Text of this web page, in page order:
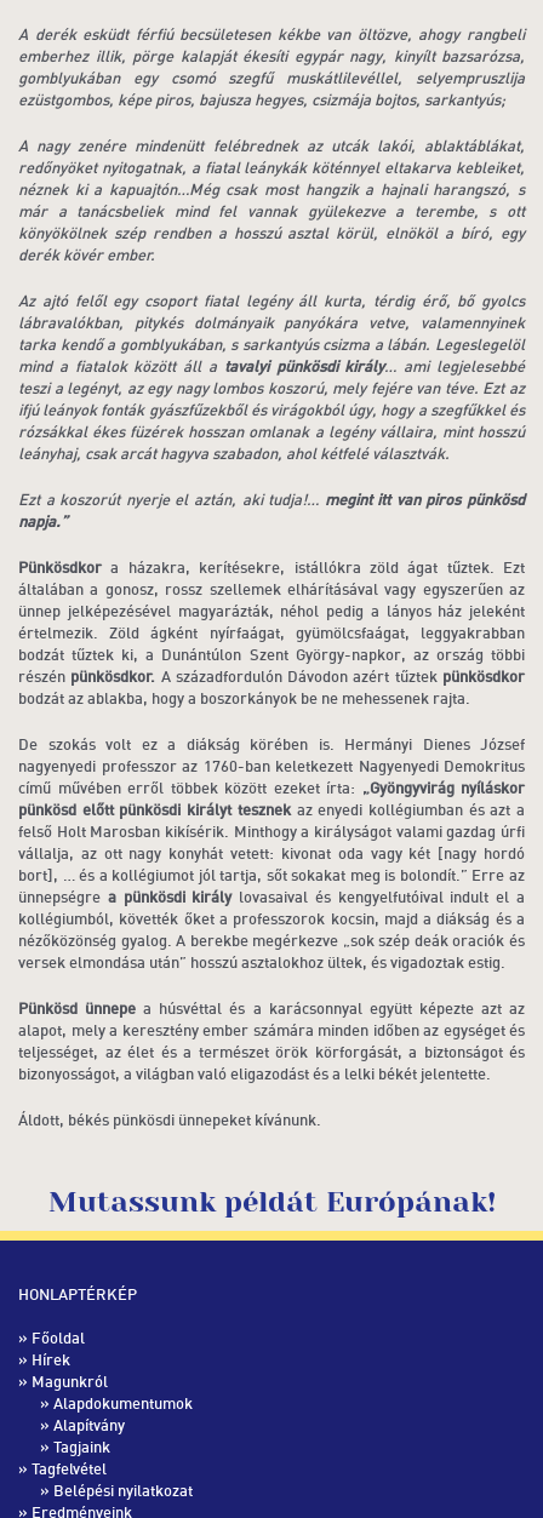
A derék esküdt férfiú becsületesen kékbe van öltözve, ahogy rangbeli
emberhez illik, pörge kalapját ékesíti egypár nagy, kinyílt bazsarózsa,
gomblyukában egy csomó szegfű muskátlilevéllel, selyempruszlija
ezüstgombos, képe piros, bajusza hegyes, csizmája bojtos, sarkantyús;
A nagy zenére mindenütt felébrednek az utcák lakói, ablaktáblákat,
redőnyöket nyitogatnak, a fiatal leánykák köténnyel eltakarva kebleiket,
néznek ki a kapuajtón…Még csak most hangzik a hajnali harangszó, s
már a tanácsbeliek mind fel vannak gyülekezve a terembe, s ott
könyökölnek szép rendben a hosszú asztal körül, elnököl a bíró, egy
derék kövér ember.
Az ajtó felől egy csoport fiatal legény áll kurta, térdig érő, bő gyolcs
lábravalókban, pitykés dolmányaik panyókára vetve, valamennyinek
tarka kendő a gomblyukában, s sarkantyús csizma a lábán. Legeslegelöl
mind a fiatalok között áll a tavalyi pünkösdi király… ami legjelesebbé
teszi a legényt, az egy nagy lombos koszorú, mely fejére van téve. Ezt az
ifjú leányok fonták gyászfűzekből és virágokból úgy, hogy a szegfűkkel és
rózsákkal ékes füzérek hosszan omlanak a legény vállaira, mint hosszú
leányhaj, csak arcát hagyva szabadon, ahol kétfelé választvák.
Ezt a koszorút nyerje el aztán, aki tudja!… megint itt van piros pünkösd
napja.”
Pünkösdkor a házakra, kerítésekre, istállókra zöld ágat tűztek. Ezt
általában a gonosz, rossz szellemek elhárításával vagy egyszerűen az
ünnep jelképezésével magyarázták, néhol pedig a lányos ház jeleként
értelmezik. Zöld ágként nyírfaágat, gyümölcsfaágat, leggyakrabban
bodzát tűztek ki, a Dunántúlon Szent György-napkor, az ország többi
részén pünkösdkor. A századfordulón Dávodon azért tűztek pünkösdkor
bodzát az ablakba, hogy a boszorkányok be ne mehessenek rajta.
De szokás volt ez a diákság körében is. Hermányi Dienes József
nagyenyedi professzor az 1760-ban keletkezett Nagyenyedi Demokritus
című művében erről többek között ezeket írta: „Gyöngyvirág nyíláskor
pünkösd előtt pünkösdi királyt tesznekaz enyedi kollégiumban és azt a
felső Holt Marosban kikísérik. Minthogy a királyságot valami gazdag úrfi
vállalja, az ott nagy konyhát vetett: kivonat oda vagy két [nagy hordó
bort], … és a kollégiumot jól tartja, sőt sokakat meg is bolondít.” Erre az
ünnepségre a pünkösdi királylovasaival és kengyelfutóival indult el a
kollégiumból, követték őket a professzorok kocsin, majd a diákság és a
nézőközönség gyalog. A berekbe megérkezve „sok szép deák oraciók és
versek elmondása után” hosszú asztalokhoz ültek, és vigadoztak estig.
Pünkösd ünnepe a húsvéttal és a karácsonnyal együtt képezte azt az
alapot, mely a keresztény ember számára minden időben az egységet és
teljességet, az élet és a természet örök körforgását, a biztonságot és
bizonyosságot, a világban való eligazodást és a lelki békét jelentette.
Áldott, békés pünkösdi ünnepeket kívánunk.
Mutassunk példát Európának!
HONLAPTÉRKÉP
» Főoldal
» Hírek
» Magunkról
» Alapdokumentumok
» Alapítvány
» Tagjaink
» Tagfelvétel
» Belépési nyilatkozat
» Eredményeink